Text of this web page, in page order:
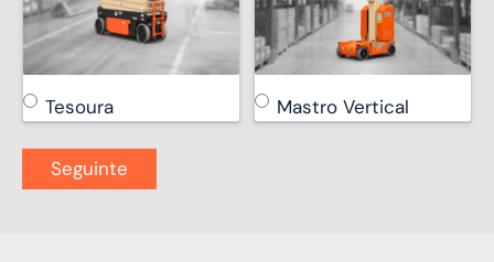
Tesoura Mastro Vertical